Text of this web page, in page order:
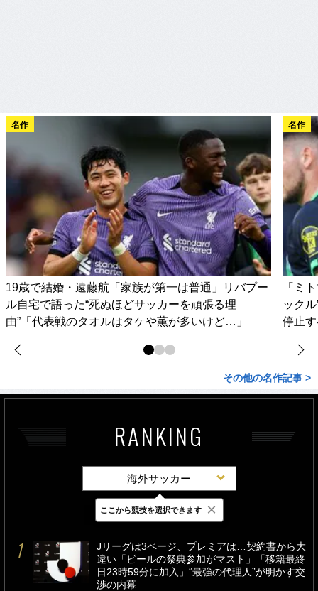
名作
19歳で結婚・遠藤航「家族が第一は普通」リバプー
ル自宅で語った“死ぬほどサッカーを頑張る理
由”「代表戦のタオルはタケや薫が多いけど…」
名作
「ミ
ック
停止
その他の名作記事 >
RANKING
海外サッカー
最新 24時間 週間
Jリーグは3ページ、プレミアは…契約書から大
違い「ビールの祭典参加がマスト」「移籍最終
日23時59分に加入」“最強の代理人”が明かす交
渉の内幕
ここから競技を選択できます ×